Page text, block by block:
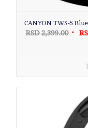
CANYON TWS-5
RSD2,399.00